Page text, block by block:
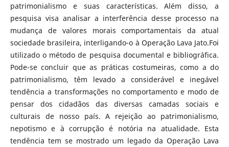
patrimonialismo e suas características. Além disso, a
pesquisa visa analisar a interferência desse processo na
mudança de valores morais comportamentais da atual
sociedade brasileira, interligando-o à Operação Lava Jato.Foi
utilizado o método de pesquisa documental e bibliográfica.
Pode-se concluir que as práticas costumeiras, como a do
patrimonialismo, têm levado a considerável e inegável
tendência a transformações no comportamento e modo de
pensar dos cidadãos das diversas camadas sociais e
culturais de nosso país. A rejeição ao patrimonialismo,
nepotismo e à corrupção é notória na atualidade. Esta
tendência tem se mostrado um legado da Operação Lava